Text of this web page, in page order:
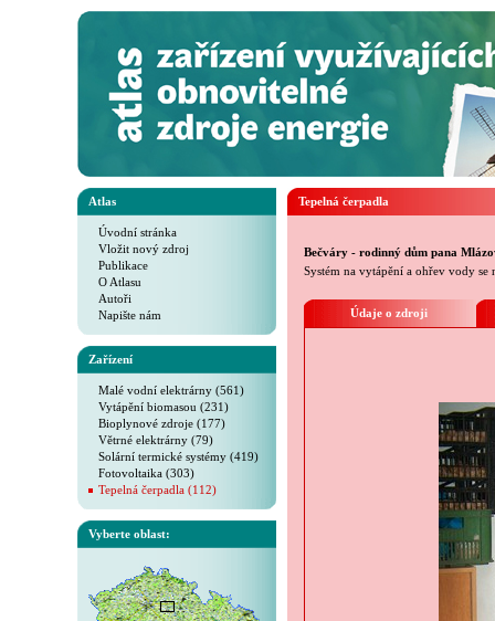
Atlas
Úvodní stránka
Vložit nový zdroj
Publikace
O Atlasu
Autoři
Napište nám
Zařízení
Malé vodní elektrárny (561)
Vytápění biomasou (231)
Bioplynové zdroje (177)
Větrné elektrárny (79)
Solární termické systémy (419)
Fotovoltaika (303)
Tepelná čerpadla (112)
Vyberte oblast:
Tepelná čerpadla
Bečváry - rodinný dům pana
Systém na vytápění a ohřev vody
Údaje o zdroji